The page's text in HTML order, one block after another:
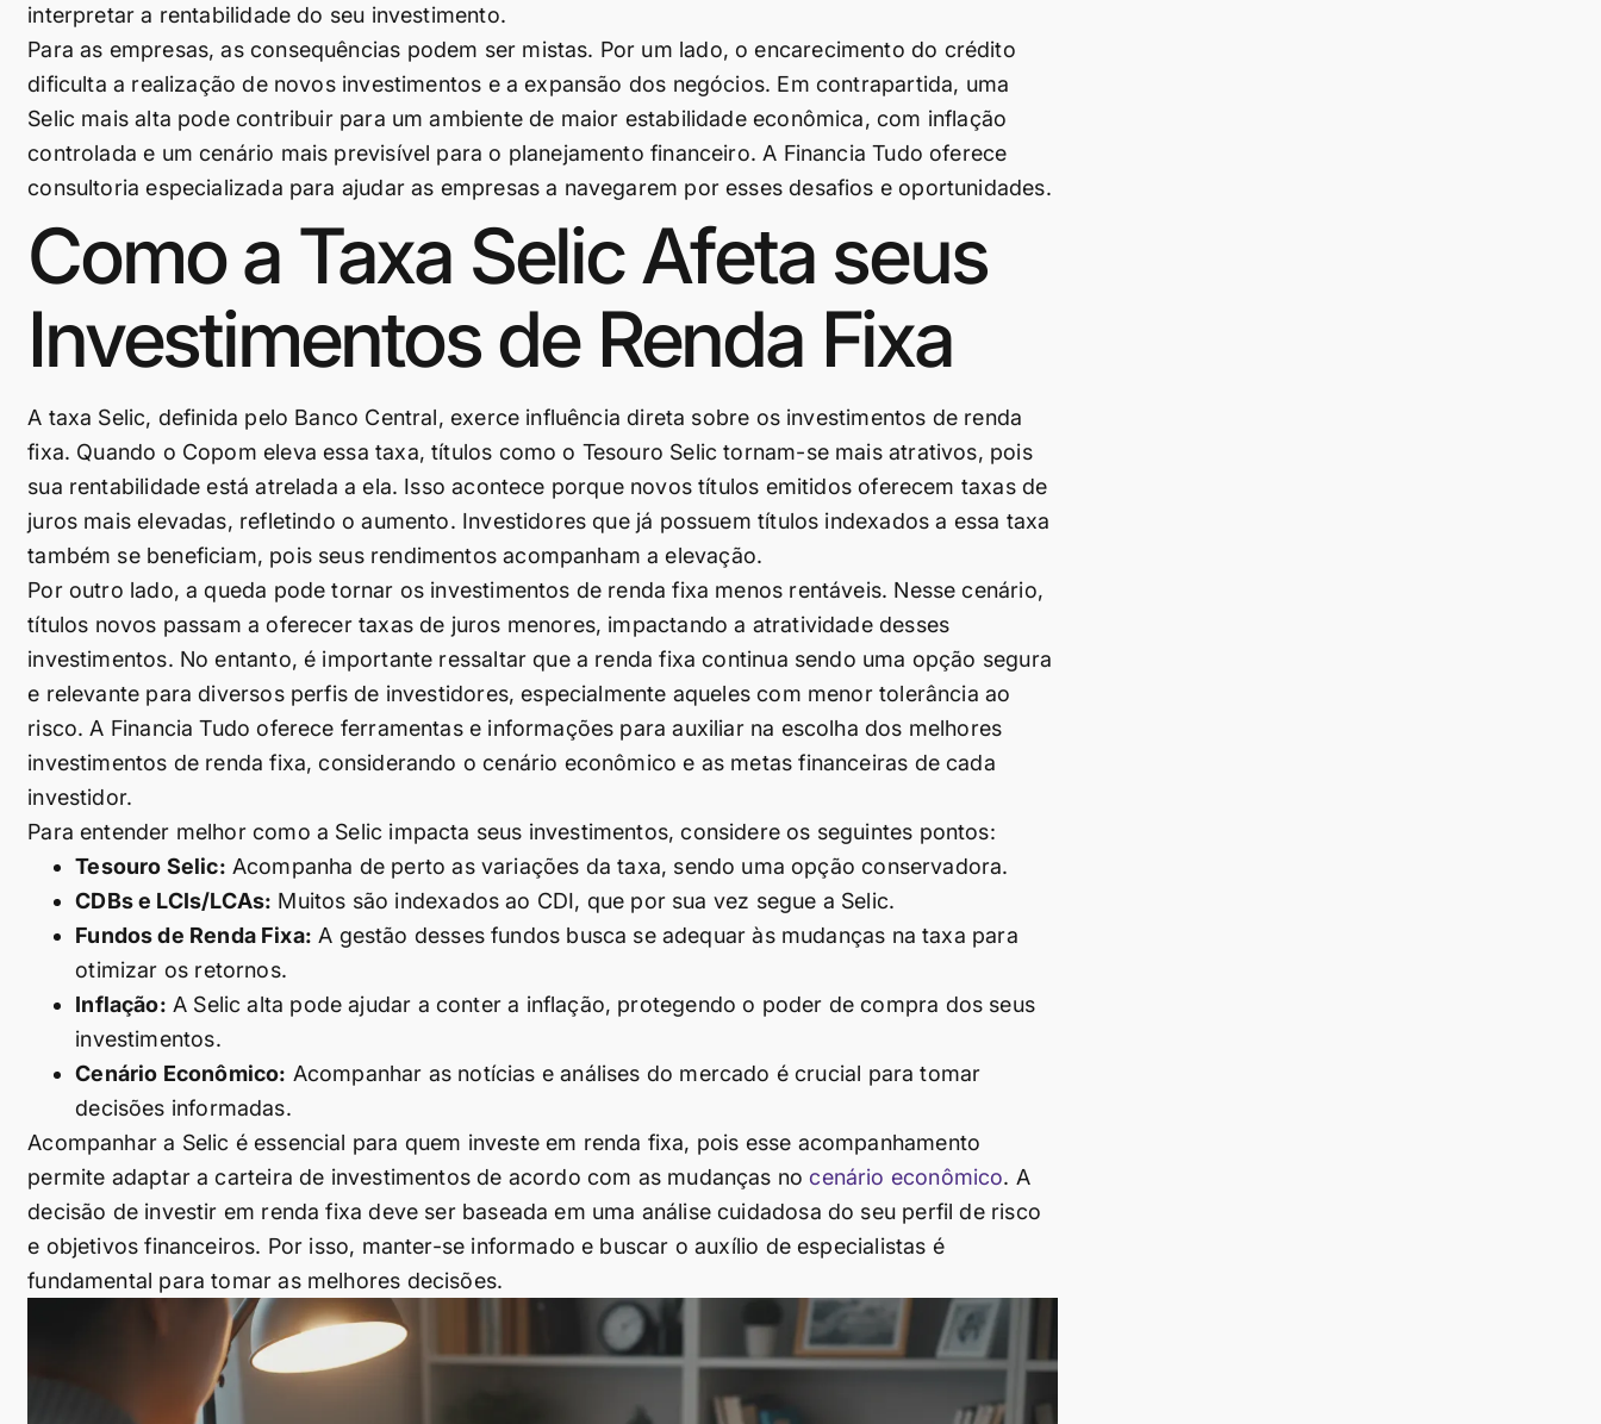
interpretar a rentabilidade do seu investimento.
Para as empresas, as consequências podem ser mistas. Por um lado, o encarecimento do crédito
dificulta a realização de novos investimentos e a expansão dos negócios. Em contrapartida, uma
Selic mais alta pode contribuir para um ambiente de maior estabilidade econômica, com inflação
controlada e um cenário mais previsível para o planejamento financeiro. A Financia Tudo oferece
consultoria especializada para ajudar as empresas a navegarem por esses desafios e oportunidades.
Como a Taxa Selic Afeta seus
Investimentos de Renda Fixa
A taxa Selic, definida pelo Banco Central, exerce influência direta sobre os investimentos de renda
fixa. Quando o Copom eleva essa taxa, títulos como o Tesouro Selic tornam-se mais atrativos, pois
sua rentabilidade está atrelada a ela. Isso acontece porque novos títulos emitidos oferecem taxas de
juros mais elevadas, refletindo o aumento. Investidores que já possuem títulos indexados a essa taxa
também se beneficiam, pois seus rendimentos acompanham a elevação.
Por outro lado, a queda pode tornar os investimentos de renda fixa menos rentáveis. Nesse cenário,
títulos novos passam a oferecer taxas de juros menores, impactando a atratividade desses
investimentos. No entanto, é importante ressaltar que a renda fixa continua sendo uma opção segura
e relevante para diversos perfis de investidores, especialmente aqueles com menor tolerância ao
risco. A Financia Tudo oferece ferramentas e informações para auxiliar na escolha dos melhores
investimentos de renda fixa, considerando o cenário econômico e as metas financeiras de cada
investidor.
Para entender melhor como a Selic impacta seus investimentos, considere os seguintes pontos:
Tesouro Selic: Acompanha de perto as variações da taxa, sendo uma opção conservadora.
CDBs e LCIs/LCAs: Muitos são indexados ao CDI, que por sua vez segue a Selic.
Fundos de Renda Fixa: A gestão desses fundos busca se adequar às mudanças na taxa para
otimizar os retornos.
Inflação: A Selic alta pode ajudar a conter a inflação, protegendo o poder de compra dos seus
investimentos.
Cenário Econômico: Acompanhar as notícias e análises do mercado é crucial para tomar
decisões informadas.
Acompanhar a Selic é essencial para quem investe em renda fixa, pois esse acompanhamento
permite adaptar a carteira de investimentos de acordo com as mudanças no cenário econômico. A
decisão de investir em renda fixa deve ser baseada em uma análise cuidadosa do seu perfil de risco
e objetivos financeiros. Por isso, manter-se informado e buscar o auxílio de especialistas é
fundamental para tomar as melhores decisões.